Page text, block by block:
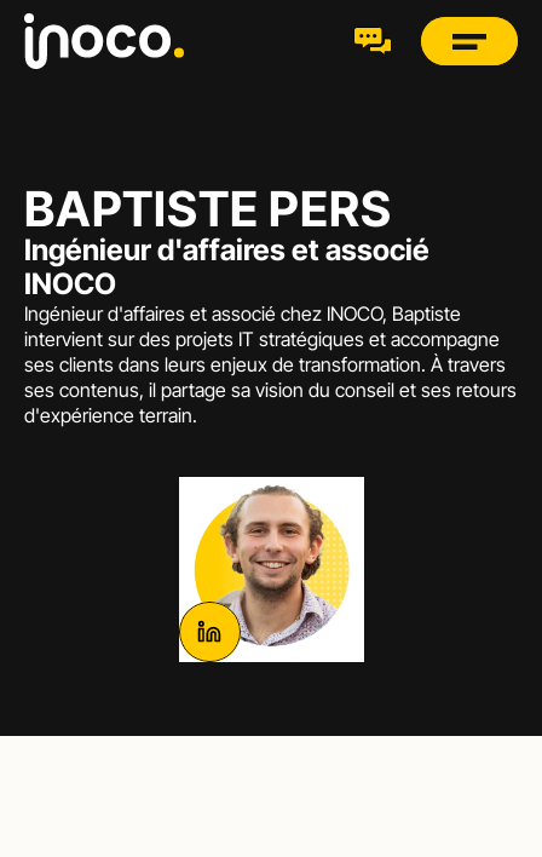
BAPTISTE PERS
Ingénieur d'affaires et associé
INOCO
Ingénieur d'affaires et associé chez INOCO, Baptiste
intervient sur des projets IT stratégiques et accompagne
ses clients dans leurs enjeux de transformation. À travers
ses contenus, il partage sa vision du conseil et ses retours
d'expérience terrain.